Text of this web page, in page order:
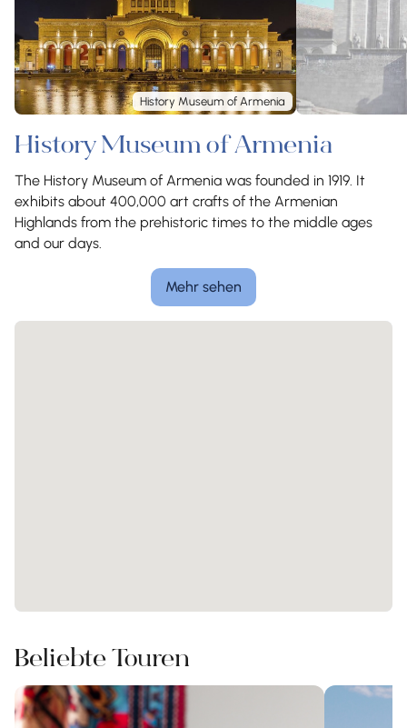
History Museum of Armenia
History Museum of Armenia
The History Museum of Armenia was founded in 1919. It
exhibits about 400,000 art crafts of the Armenian
Highlands from the prehistoric times to the middle ages
and our days.
Mehr sehen
Beliebte Touren